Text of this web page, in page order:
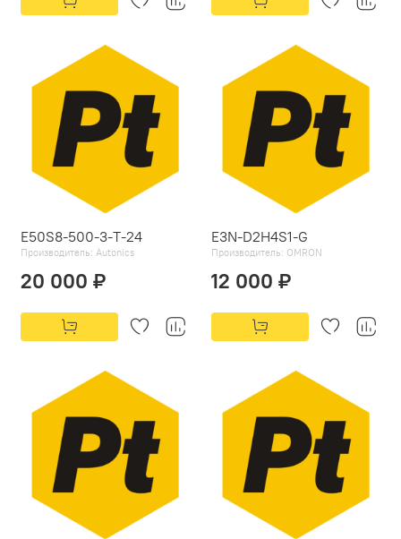
E50S8-500-3-T-24
Производитель: Autonics
20 000 ₽
E3N-D2H4S1-G
Производитель: OMRON
12 000 ₽